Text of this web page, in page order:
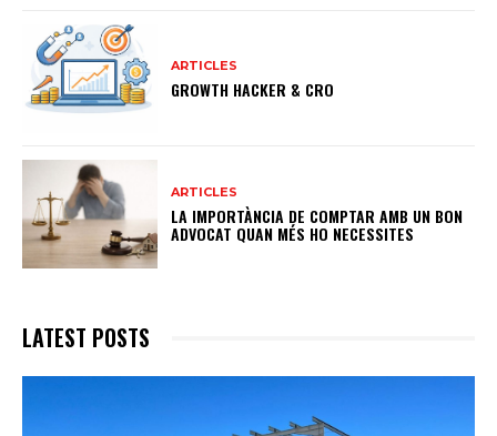
ARTICLES
GROWTH HACKER & CRO
ARTICLES
LA IMPORTÀNCIA DE COMPTAR AMB UN BON
ADVOCAT QUAN MÉS HO NECESSITES
LATEST POSTS